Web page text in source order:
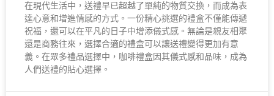
在現代生活中，送禮早已超越了單純的物質交換，而成為表
達心意和增進情感的方式。一份精心挑選的禮盒不僅能傳遞
祝福，還可以在平凡的日子中增添儀式感。無論是親友相聚
還是商務往來，選擇合適的禮盒可以讓送禮變得更加有意
義。在眾多禮品選擇中，咖啡禮盒因其儀式感和品味，成為
人們送禮的貼心選擇。